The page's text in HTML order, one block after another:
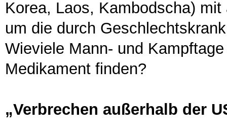
Korea, Laos, Kambodscha)
um die durch
Wieviele Mann- und
Medikament finden?
„Verbrechen außerhalb der